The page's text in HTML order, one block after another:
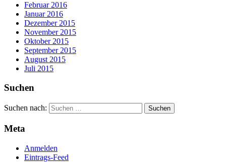
Februar 2016
Januar 2016
Dezember 2015
November 2015
Oktober 2015
September 2015
August 2015
Juli 2015
Suchen
Suchen nach:
Meta
Anmelden
Eintrags-Feed